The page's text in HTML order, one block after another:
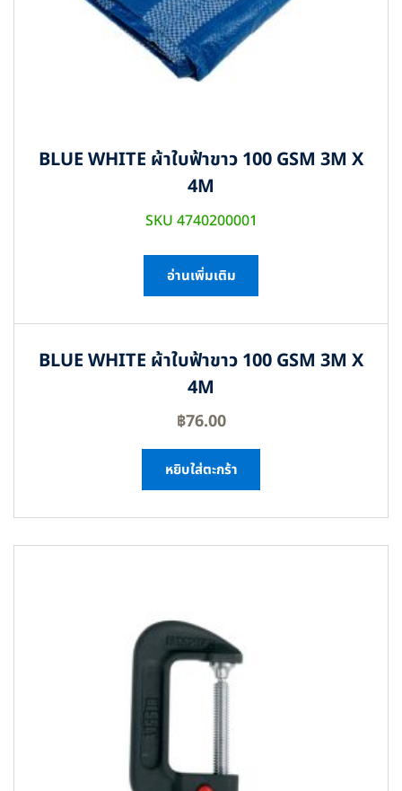
BLUE WHITE ผ้าใบฟ้าขาว 100 GSM 3M X
4M
SKU 4740200001
อ่านเพิ่มเติม
BLUE WHITE ผ้าใบฟ้าขาว 100 GSM 3M X
4M
฿76.00
หยิบใส่ตะกร้า